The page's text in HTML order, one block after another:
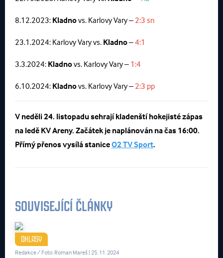
8.12.2023: Kladnovs. Karlovy Vary – 2:3 sn
23.1.2024: Karlovy Vary vs. Kladno–4:1
3.3.2024: Kladnovs. Karlovy Vary – 1:4
6.10.2024: Kladnovs. Karlovy Vary – 2:3 pp
V neděli 24. listopadu sehrají kladenští hokejisté zápas
na ledě KV Areny. Začátek je naplánován na čas 16:00.
Přímý přenos vysílá staniceO2 TV Sport.
SOUVISEJÍCÍ ČLÁNKY
OHLASY
Redakce / Foto: Roman Mareš | 25. 11. 2024